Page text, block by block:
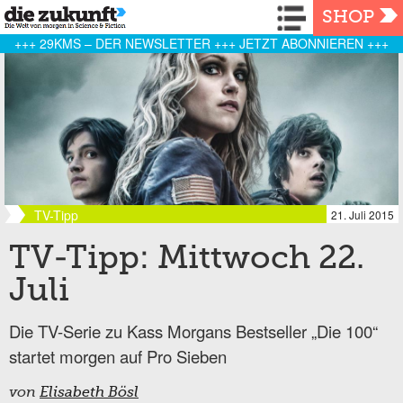
Navigation
SHOP
+++ 29KMS – DER NEWSLETTER +++ JETZT ABONNIEREN +++
TV-Tipp 21. Juli 2015
TV-Tipp: Mittwoch 22.
Juli
Die TV-Serie zu Kass Morgans Bestseller „Die 100“
startet morgen auf Pro Sieben
von Elisabeth Bösl